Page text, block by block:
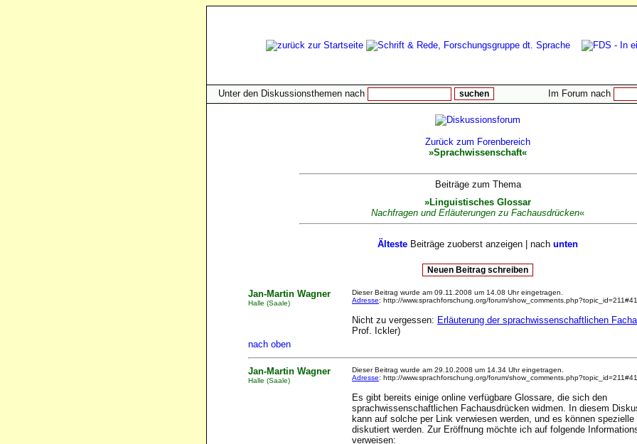
Unter den Diskussionsthemen nach Im Forum nach
Zurück zum Forenbereich
»Sprachwissenschaft«
Beiträge zum Thema
»Linguistisches Glossar
Nachfragen und Erläuterungen zu Fachausdrücken«
Älteste Beiträge zuoberst anzeigen | nach unten
Jan-Martin Wagner
Halle (Saale)
Dieser Beitrag wurde am 09.11.2008 um 14.08 Uhr eingetragen.
Adresse: http://www.sprachforschung.org/forum/
Nicht zu vergessen: Erläuterung der sprachwissenschaftlichen
Prof. Ickler)
nach oben
Jan-Martin Wagner
Halle (Saale)
Dieser Beitrag wurde am 29.10.2008 um 14.34 Uhr eingetragen.
Adresse: http://www.sprachforschung.org/forum/
Es gibt bereits einige online verfügbare Glossare, die sich den
sprachwissenschaftlichen Fachausdrücken widmen. In diesem
kann auf solche per Link verwiesen werden, und es können spezielle
diskutiert werden. Zur Eröffnung möchte ich auf folgende
verweisen: